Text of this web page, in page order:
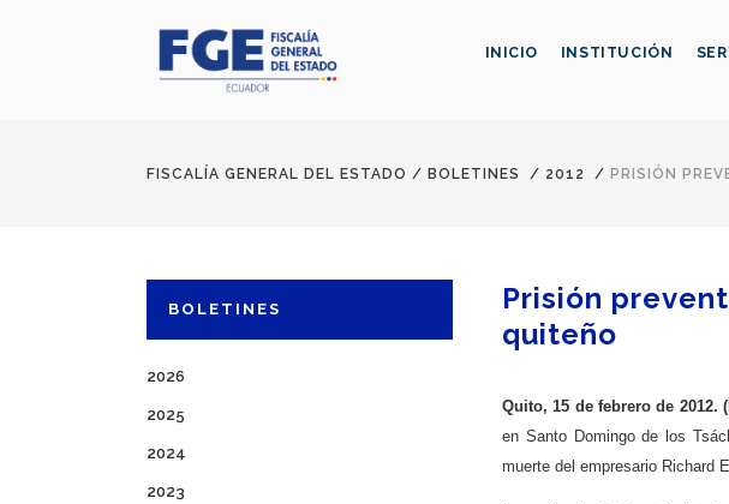
INICIO INSTITUCIÓN
FISCALÍA GENERAL DEL ESTADO / BOLETINES / 2012 / PRISIÓN
BOLETINES
2026
2025
2024
2023
Prisión
quiteño
Quito, 15 de febrero de 2012.
en Santo Domingo de los
muerte del empresario Richard